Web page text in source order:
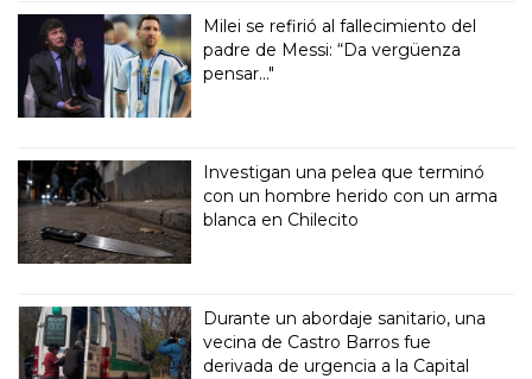
Milei se refirió al fallecimiento del
padre de Messi: “Da vergüenza
pensar..."
Investigan una pelea que terminó
con un hombre herido con un arma
blanca en Chilecito
Durante un abordaje sanitario, una
vecina de Castro Barros fue
derivada de urgencia a la Capital